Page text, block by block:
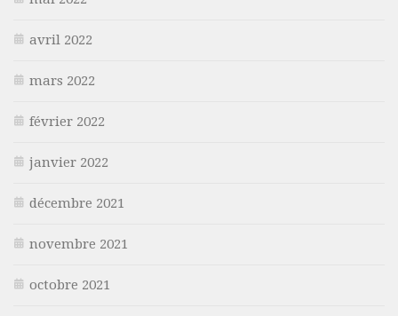
avril 2022
mars 2022
février 2022
janvier 2022
décembre 2021
novembre 2021
octobre 2021